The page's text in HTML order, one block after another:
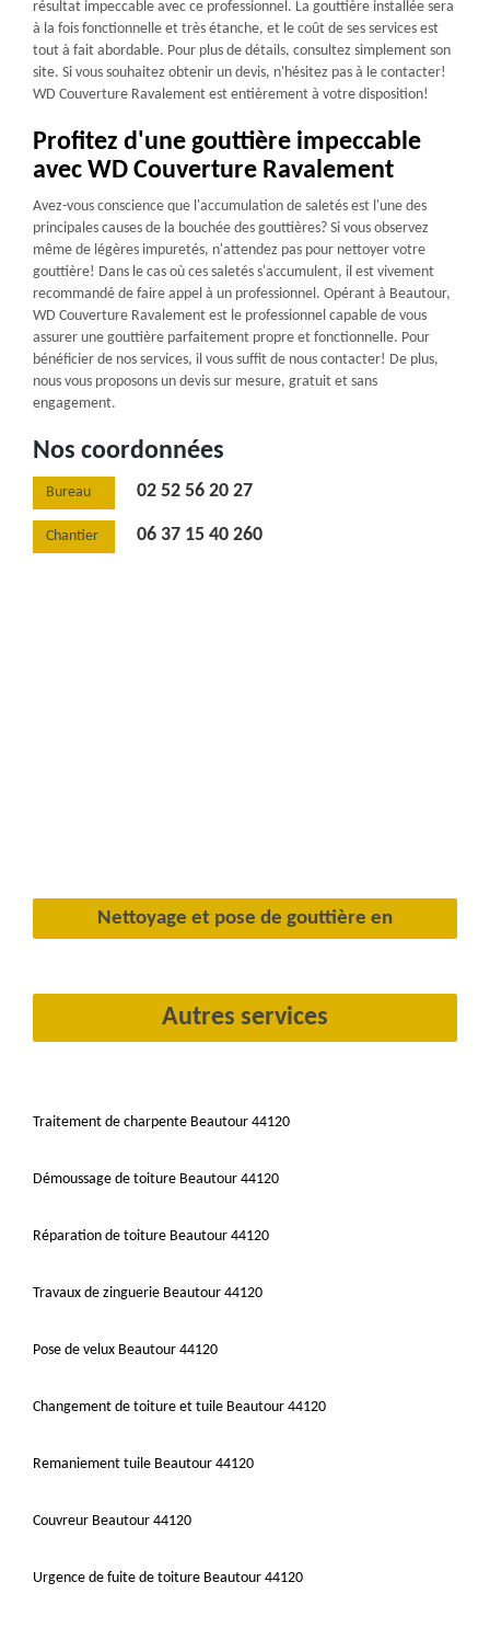
résultat impeccable avec ce professionnel. La gouttière installée sera
à la fois fonctionnelle et très étanche, et le coût de ses services est
tout à fait abordable. Pour plus de détails, consultez simplement son
site. Si vous souhaitez obtenir un devis, n'hésitez pas à le contacter!
WD Couverture Ravalement est entièrement à votre disposition!
Profitez d'une gouttière impeccable
avec WD Couverture Ravalement
Avez-vous conscience que l'accumulation de saletés est l'une des
principales causes de la bouchée des gouttières? Si vous observez
même de légères impuretés, n'attendez pas pour nettoyer votre
gouttière! Dans le cas où ces saletés s'accumulent, il est vivement
recommandé de faire appel à un professionnel. Opérant à Beautour,
WD Couverture Ravalement est le professionnel capable de vous
assurer une gouttière parfaitement propre et fonctionnelle. Pour
bénéficier de nos services, il vous suffit de nous contacter! De plus,
nous vous proposons un devis sur mesure, gratuit et sans
engagement.
Nos coordonnées
Bureau 02 52 56 20 27
Chantier 06 37 15 40 260
Nettoyage et pose de gouttière en
Autres services
Traitement de charpente Beautour 44120
Démoussage de toiture Beautour 44120
Réparation de toiture Beautour 44120
Travaux de zinguerie Beautour 44120
Pose de velux Beautour 44120
Changement de toiture et tuile Beautour 44120
Remaniement tuile Beautour 44120
Couvreur Beautour 44120
Urgence de fuite de toiture Beautour 44120